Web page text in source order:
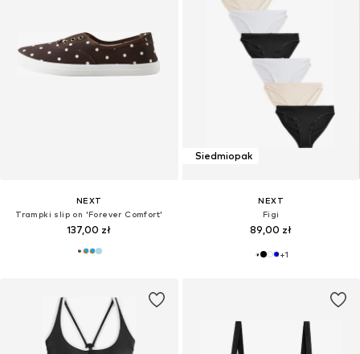
NEXT
Trampki slip on 'Forever Comfort'
137,00 zł
Siedmiopak
NEXT
Figi
89,00 zł
+1